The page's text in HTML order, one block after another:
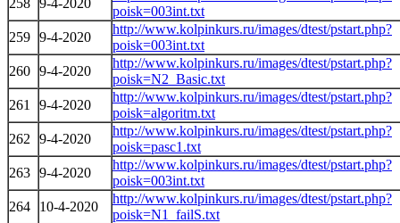
258 9-4-2020
poisk=003int.txt
259 9-4-2020
http://www.kolpinkurs.ru/images/dtest/pstart.php?
poisk=003int.txt
260 9-4-2020
http://www.kolpinkurs.ru/images/dtest/pstart.php?
poisk=N2_Basic.txt
261
9-4-2020
http://www.kolpinkurs.ru/images/dtest/pstart.php?
poisk=algoritm.txt
262
9-4-2020
http://www.kolpinkurs.ru/images/dtest/pstart.php?
poisk=pasc1.txt
263 9-4-2020
http://www.kolpinkurs.ru/images/dtest/pstart.php?
poisk=003int.txt
264
10-4-2020
http://www.kolpinkurs.ru/images/dtest/pstart.php?
poisk=N1_failS.txt